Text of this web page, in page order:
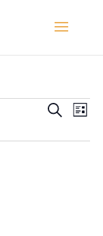
und
SucheListe